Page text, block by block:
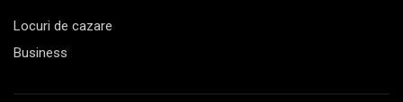
Locuri de cazare
Business